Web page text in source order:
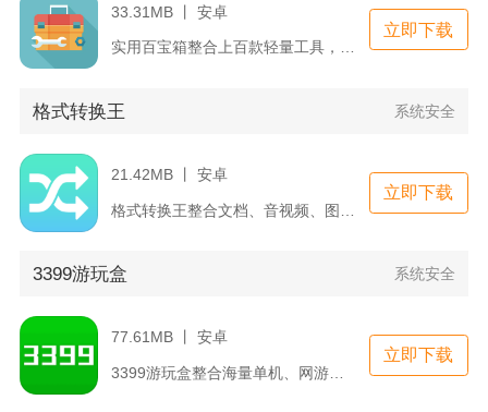
33.31MB 丨 安卓
实用百宝箱整合上百款轻量工具，覆盖日常起居、办公文字、图片处...
立即下载
格式转换王 系统安全
21.42MB 丨 安卓
立即下载
3399游玩盒 系统安全
77.61MB 丨 安卓
3399游玩盒整合海量单机、网游、H5休闲小游戏资源，搭建集...
立即下载